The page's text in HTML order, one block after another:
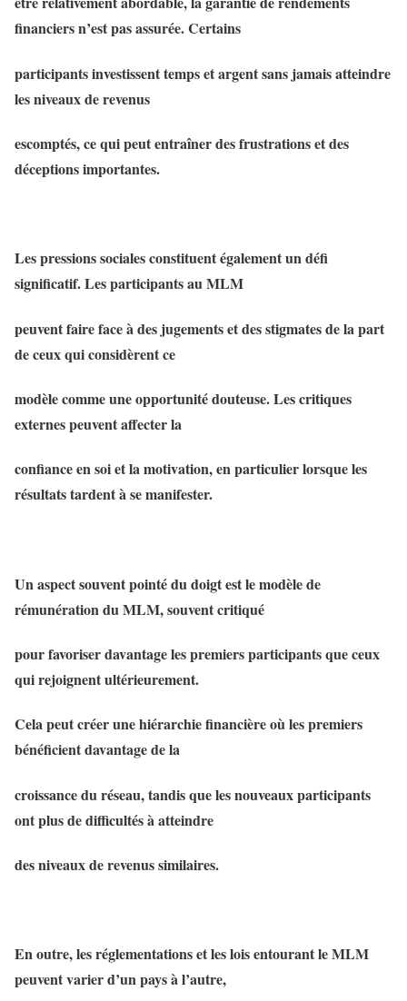
financiers n’est pas assurée. Certains
participants investissent temps et argent sans jamais atteindre
les niveaux de revenus
escomptés, ce qui peut entraîner des frustrations et des
déceptions importantes.
Les pressions sociales constituent également un défi
significatif. Les participants au MLM
peuvent faire face à des jugements et des stigmates de la part
de ceux qui considèrent ce
modèle comme une opportunité douteuse. Les critiques
externes peuvent affecter la
confiance en soi et la motivation, en particulier lorsque les
résultats tardent à se manifester.
Un aspect souvent pointé du doigt est le modèle de
rémunération du MLM, souvent critiqué
pour favoriser davantage les premiers participants que ceux
qui rejoignent ultérieurement.
Cela peut créer une hiérarchie financière où les premiers
bénéficient davantage de la
croissance du réseau, tandis que les nouveaux participants
ont plus de difficultés à atteindre
des niveaux de revenus similaires.
En outre, les réglementations et les lois entourant le MLM
peuvent varier d’un pays à l’autre,